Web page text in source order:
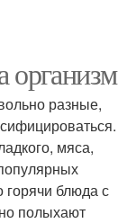
организм
разные,
мяса,
горячи блюда с
полыхают